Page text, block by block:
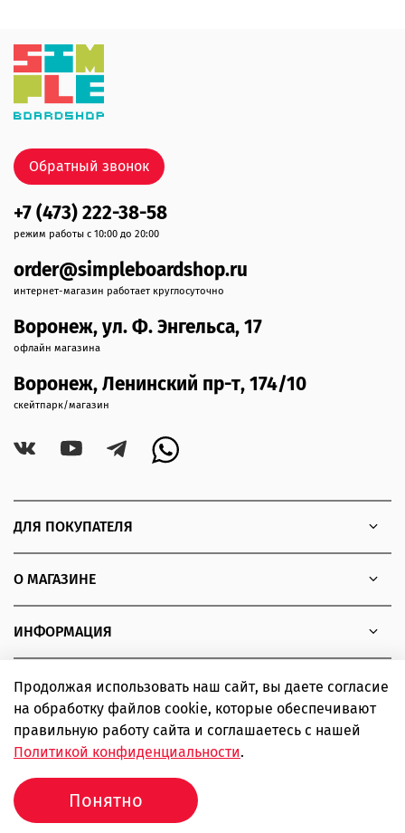
ДЛЯ ПОКУПАТЕЛЯ
О МАГАЗИНЕ
ИНФОРМАЦИЯ
+7 (473) 222-38-58
режим работы с 10:00 до 20:00
order@simpleboardshop.ru
интернет-магазин работает круглосуточно
Воронеж, ул. Ф. Энгельса, 17
офлайн магазина
Воронеж, Ленинский пр-т, 174/10
скейтпарк/магазин
Обратный звонок
Copyright © 2010 - 2026 Интернет-магазин товаров для
экстремальных видов спорта SIMPLE boardshop
ИП Шаповалов Дмитрий Александрович ИНН 366319502443
ОГРНИП 310366823500102
Продвижение сайта - Иванов Егор
Продолжая использовать наш сайт, вы даете согласие
на обработку файлов cookie, которые обеспечивают
правильную работу сайта и соглашаетесь с нашей
Политикой конфиденциальности.
Понятно